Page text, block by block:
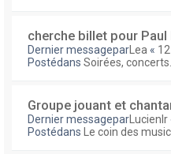
cherche billet pour
Dernier messagepar Lea «
Postédans Soirées, concerts...
Groupe jouant et
Dernier messagepar Lucienlr
Postédans
Le coin des